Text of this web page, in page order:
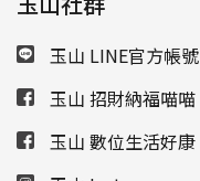
玉山 LINE官方帳號
玉山 招財納福喵喵
玉山 數位生活好康